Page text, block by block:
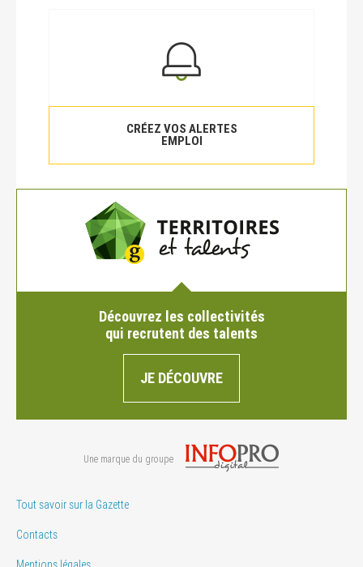
CRÉEZ VOS ALERTES
EMPLOI
Découvrez les collectivités
qui recrutent des talents
JE DÉCOUVRE
Une marque du groupe
Tout savoir sur la Gazette
Contacts
Mentions légales